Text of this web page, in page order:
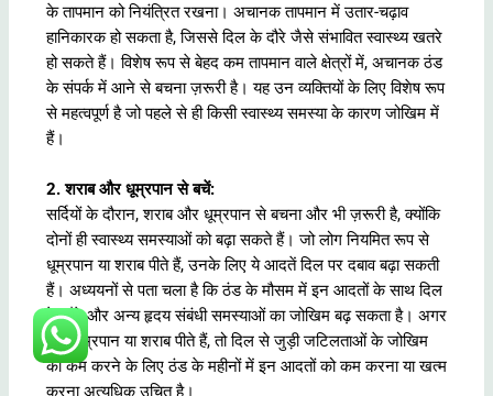
के तापमान को नियंत्रित रखना। अचानक तापमान में उतार-चढ़ाव
हानिकारक हो सकता है, जिससे दिल के दौरे जैसे संभावित स्वास्थ्य खतरे
हो सकते हैं। विशेष रूप से बेहद कम तापमान वाले क्षेत्रों में, अचानक ठंड
के संपर्क में आने से बचना ज़रूरी है। यह उन व्यक्तियों के लिए विशेष रूप
से महत्वपूर्ण है जो पहले से ही किसी स्वास्थ्य समस्या के कारण जोखिम में
हैं।
2. शराब और धूम्रपान से बचें:
सर्दियों के दौरान, शराब और धूम्रपान से बचना और भी ज़रूरी है, क्योंकि
दोनों ही स्वास्थ्य समस्याओं को बढ़ा सकते हैं। जो लोग नियमित रूप से
धूम्रपान या शराब पीते हैं, उनके लिए ये आदतें दिल पर दबाव बढ़ा सकती
हैं। अध्ययनों से पता चला है कि ठंड के मौसम में इन आदतों के साथ दिल
के दौरे और अन्य हृदय संबंधी समस्याओं का जोखिम बढ़ सकता है। अगर
आप धूम्रपान या शराब पीते हैं, तो दिल से जुड़ी जटिलताओं के जोखिम
को कम करने के लिए ठंड के महीनों में इन आदतों को कम करना या खत्म
करना अत्यधिक उचित है।